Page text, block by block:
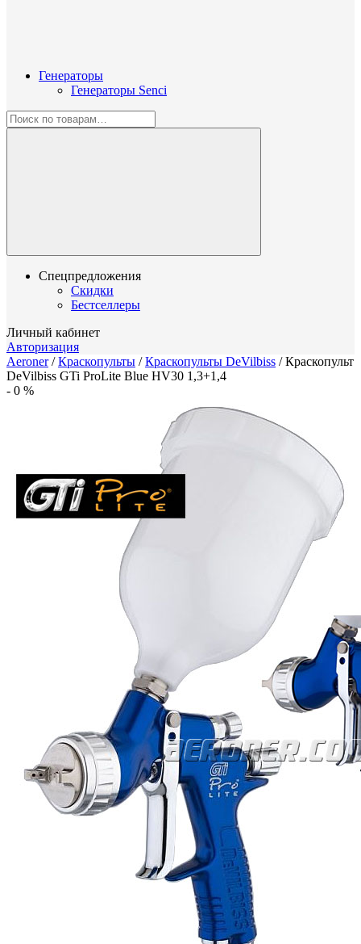
Генераторы
Генераторы Senci
Спецпредложения
Скидки
Бестселлеры
Личный кабинет
Авторизация
Aeroner/Краскопульты /Краскопульты DeVilbiss /Краскопульт
DeVilbiss GTi ProLite Blue HV30 1,3+1,4
- 0 %